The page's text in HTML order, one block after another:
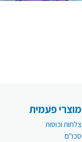
מוצרי פעמית
צלחות וכוסות
סכו"ם